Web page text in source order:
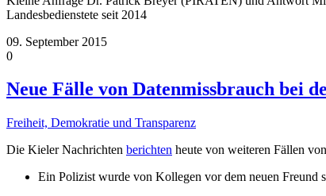
Landesbedienstete seit 2014
09. September 2015
0
Neue Fälle von Datenmissbrauch bei
Freiheit, Demokratie und Transparenz
Die Kieler Nachrichten berichten heute von weiteren Fällen
Ein Polizist wurde von Kollegen vor dem neuen Freund